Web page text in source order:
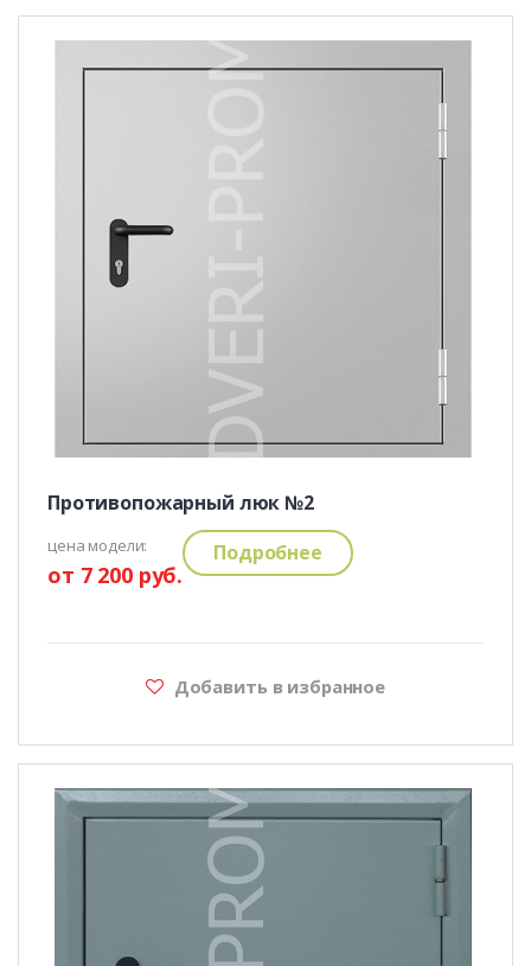
Противопожарный люк №2
цена модели:
от 7 200 руб.
Подробнее
Добавить в избранное